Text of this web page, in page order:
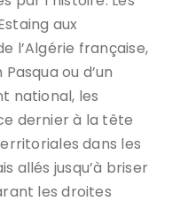
aux
l’Algérie française,
ou d’un
national, les
dernier à la tête
dans les
allés jusqu’à briser
les droites